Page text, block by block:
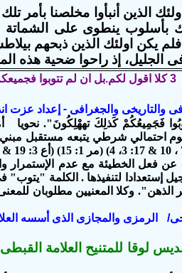
الذين أنبأوا مخلصنا بأمر
ينطوى على الشماتة
يكن اولئك الذين ذبحهم
الجليل، إذ راحوا ضحية هذه ا
3 كلا اقول لكم.بل ان لم تتوبوا فجميعكم كذلك تهلكون.
والتاريخى والجغرافى - إعداد عزت
فَجَمِيعُكُمْ كَذلِكَ تهھْلِكُونَ". نحويا
احتمالي شرطي يتبعه مستقبل
عن فعل الخطيئة مع عدم الإستمرار
إستعدادا لتنفيذها . الكلمة
الذهن". وكلا المعنيين مطلوبان
الرمزى والمجازى الذى أسسه
لوقا للمتنيح العلامة